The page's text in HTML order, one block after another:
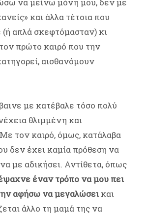
και άλλα τέτοια που
απλά σκεφτόμασταν) κι
πρώτο καιρό που την
αισθανόμουν
με κατέβαλε τόσο πολύ
θλιμμένη και
τον καιρό, όμως, κατάλαβα
δεν έχει καμία πρόθεση να
με αδικήσει. Αντίθετα, όπως
έναν τρόπο να μου πει
αφήσω να μεγαλώσει και
άλλο τη μαμά της να